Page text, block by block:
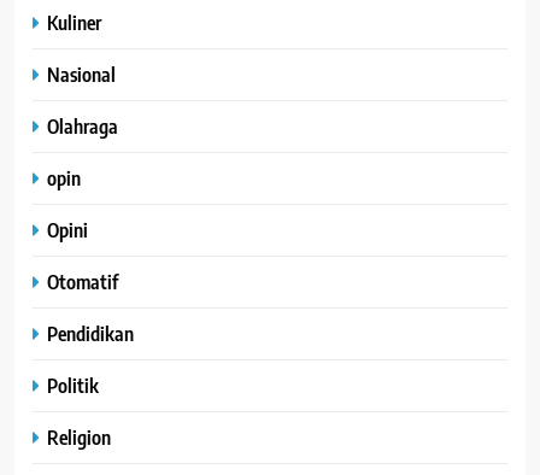
Kuliner
Nasional
Olahraga
opin
Opini
Otomatif
Pendidikan
Politik
Religion